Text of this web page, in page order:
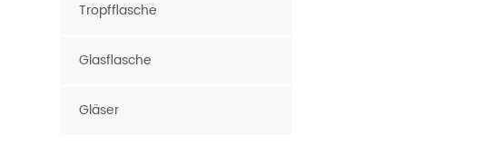
Tropfflasche
Glasflasche
Gläser